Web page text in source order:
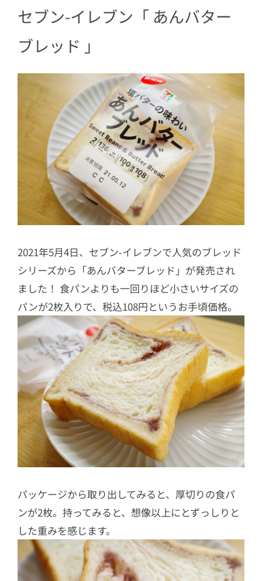
セブン-イレブン「 あんバター
ブレッド 」
2021年5月4日、セブン-イレブンで人気のブレッド
シリーズから「あんバターブレッド」が発売され
ました！ 食パンよりも一回りほど小さいサイズの
パンが2枚入りで、税込108円というお手頃価格。
パッケージから取り出してみると、厚切りの食パ
ンが2枚。持ってみると、想像以上にとずっしりと
した重みを感じます。